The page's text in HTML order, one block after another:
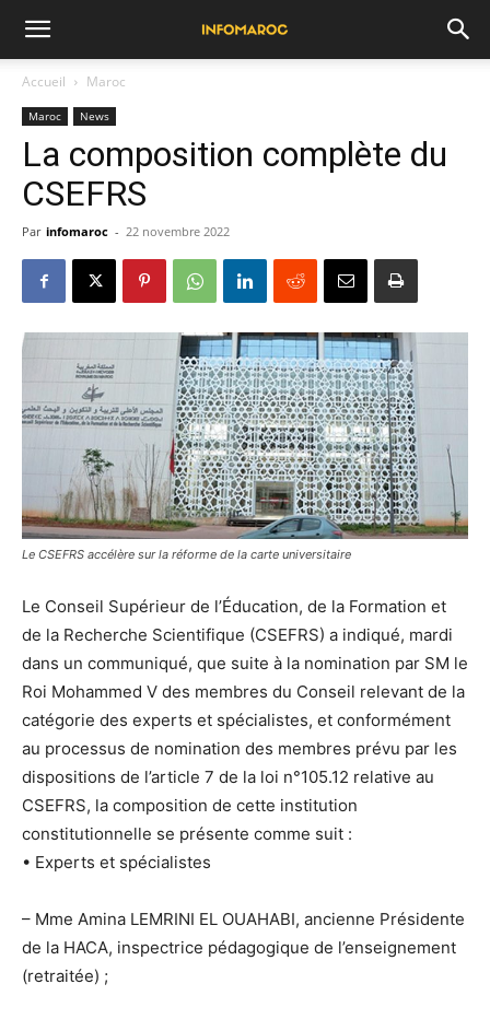
Accueil Maroc
Maroc News
La composition complète du
CSEFRS
Par infomaroc - 22 novembre 2022
Le CSEFRS accélère sur la réforme de la carte universitaire
Le Conseil Supérieur de l’Éducation, de la Formation et
de la Recherche Scientifique (CSEFRS) a indiqué, mardi
dans un communiqué, que suite à la nomination par SM le
Roi Mohammed V des membres du Conseil relevant de la
catégorie des experts et spécialistes, et conformément
au processus de nomination des membres prévu par les
dispositions de l’article 7 de la loi n°105.12 relative au
CSEFRS, la composition de cette institution
constitutionnelle se présente comme suit :
• Experts et spécialistes
– Mme Amina LEMRINI EL OUAHABI, ancienne Présidente
de la HACA, inspectrice pédagogique de l’enseignement
(retraitée) ;